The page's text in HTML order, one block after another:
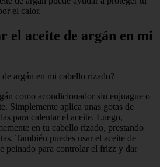
el calor.
el aceite de argán en mi
argán en mi cabello rizado?
como acondicionador sin enjuague o
Simplemente aplica unas gotas de
para calentar el aceite. Luego,
en tu cabello rizado, prestando
También puedes usar el aceite de
peinado para controlar el frizz y dar